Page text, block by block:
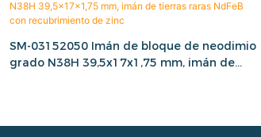
SM-03152050 Imán de bloque de neodimio
grado N38H 39,5x17x1,75 mm, imán de